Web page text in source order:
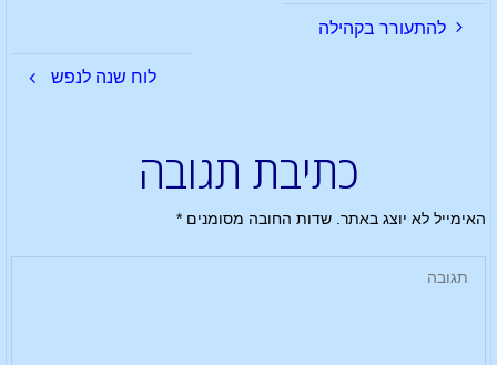
להתעורר בקהילה
לוח שנה לנפש
כתיבת תגובה
האימייל לא יוצג באתר. שדות החובה מסומנים*